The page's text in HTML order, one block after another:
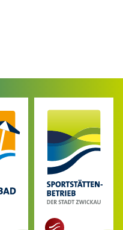
mehr